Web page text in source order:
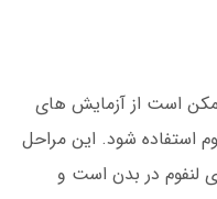
است از آزمایش های
استفاده شود. این مراحل
لنفوم در بدن است و